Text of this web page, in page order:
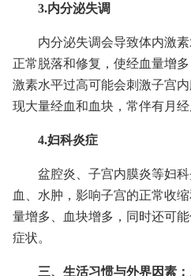
3.内分泌失调
内分泌失调会导致体内激
正常脱落和修复，使经血量增
激素水平过高可能会刺激子宫
现大量经血和血块，常伴有月经
4.妇科炎症
盆腔炎、子宫内膜炎等妇
血、水肿，影响子宫的正常收
量增多、血块增多，同时还可
症状。
三、生活习惯与外界因素